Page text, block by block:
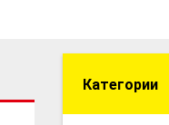
Категории